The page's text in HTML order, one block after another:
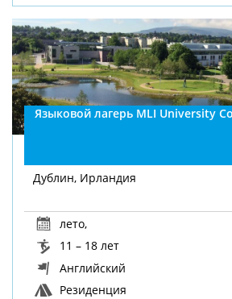
Языковой лагерь MLI University
Дублин, Ирландия
лето,
11 – 18 лет
Английский
Резиденция